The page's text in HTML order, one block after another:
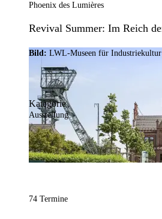
Phoenix des Lumières
Revival Summer: Im Reich
Bild: LWL-Museen für Industriekultur
Kategorie
Ausstellung
74 Termine